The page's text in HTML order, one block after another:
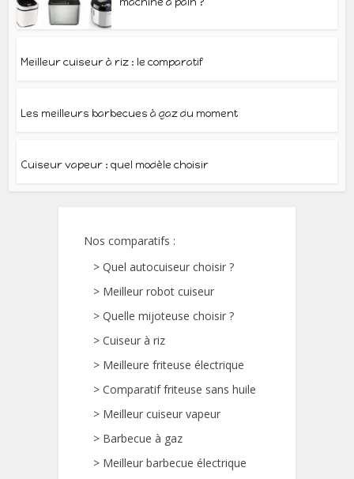
Meilleur cuiseur à riz : le comparatif
Les meilleurs barbecues à gaz du moment
Cuiseur vapeur : quel modèle choisir
Nos comparatifs :
> Quel autocuiseur choisir ?
> Meilleur robot cuiseur
> Quelle mijoteuse choisir ?
> Cuiseur à riz
> Meilleure friteuse électrique
> Comparatif friteuse sans huile
> Meilleur cuiseur vapeur
> Barbecue à gaz
> Meilleur barbecue électrique